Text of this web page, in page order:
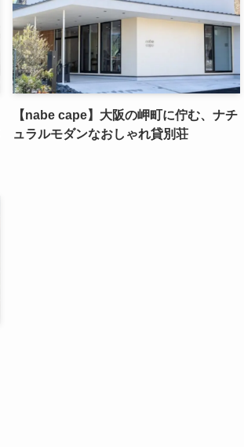
【nabe cape】大阪の岬町に佇む、ナチ
ュラルモダンなおしゃれ貸別荘